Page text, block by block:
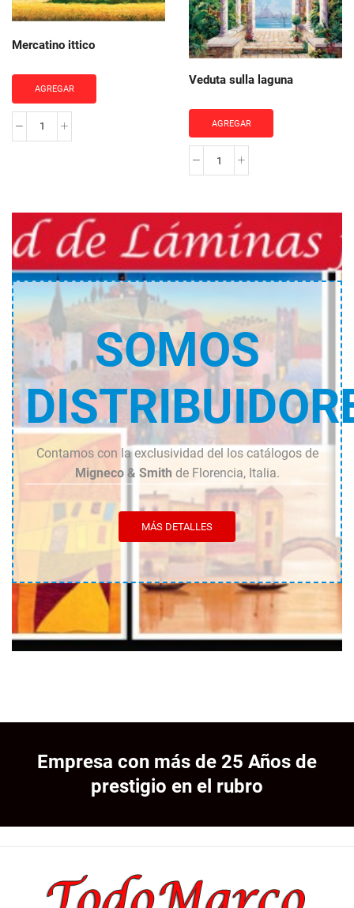
Mercatino ittico
AGREGAR
Mercatino
Veduta sulla laguna
AGREGAR
Veduta
cantidad
SOMOS
Contamos con la exclusividad del los catálogos de
Migneco & Smith de Florencia, Italia.
MÁS DETALLES
Empresa con más de 25 Años de
prestigio en el rubro